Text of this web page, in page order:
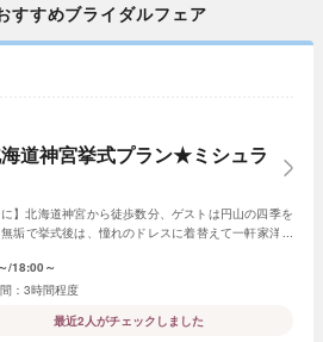
すすめブライダルフェア
海道神宮挙式プラン★ミシュラ
】北海道神宮から徒歩数分、ゲストは円山の四季を
垢で挙式後は、憧れのドレスに着替えて一軒家洋館
18:00～
3時間程度
最近2人がチェックしました